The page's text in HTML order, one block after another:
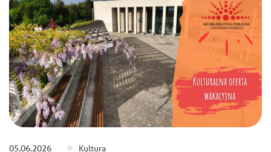
05.06.2026 Kultura